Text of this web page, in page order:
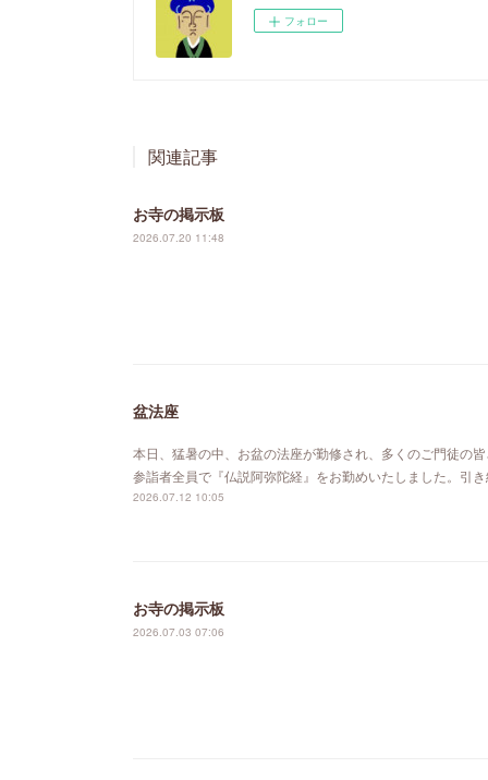
フォロー
関連記事
お寺の掲示板
2026.07.20 11:48
盆法座
本日、猛暑の中、お盆の法座が勤修され、多くのご門徒の
参詣者全員で『仏説阿弥陀経』をお勤めいたしました。引
2026.07.12 10:05
お寺の掲示板
2026.07.03 07:06